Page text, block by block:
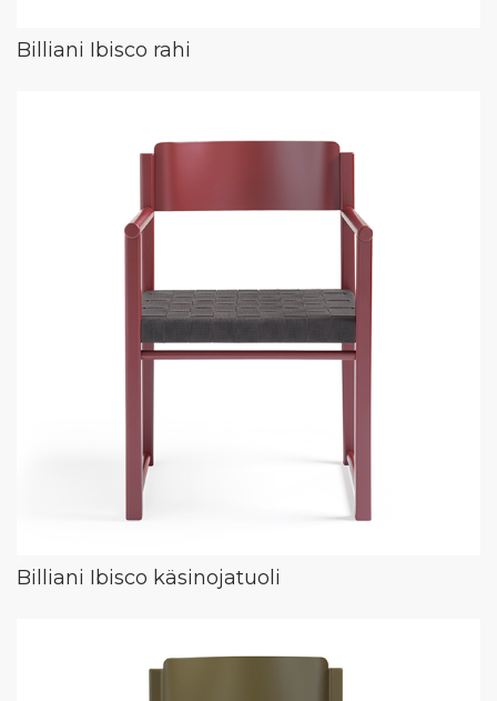
Billiani Ibisco rahi
Billiani Ibisco käsinojatuoli